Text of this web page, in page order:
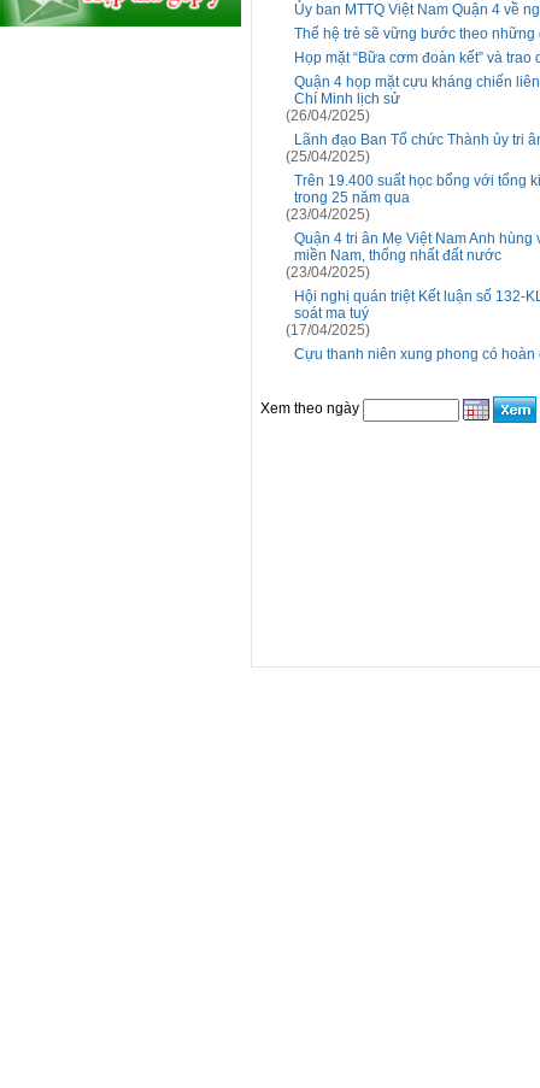
Ủy ban MTTQ Việt Nam Quận 4 về
Thế hệ trẻ sẽ vững bước theo
Họp mặt “Bữa cơm đoàn kết” và
Quận 4 họp mặt cựu kháng chiến
Chí Minh lịch sử
(26/04/2025)
Lãnh đạo Ban Tổ chức Thành ủy tri
(25/04/2025)
Trên 19.400 suất học bổng với tổng
trong 25 năm qua
(23/04/2025)
Quận 4 tri ân Mẹ Việt Nam Anh
miền Nam, thống nhất đất nước
(23/04/2025)
Hội nghị quán triệt Kết luận số 132-
soát ma tuý
(17/04/2025)
Cựu thanh niên xung phong có
Xem theo ngày